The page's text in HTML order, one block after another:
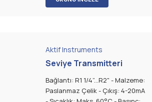
NBR
Aktif Instruments
Seviye Transmitteri
Bağlantı: R1 1/4”...R2" - Malzeme:
Paslanmaz Çelik - Çıkış: 4-20mA